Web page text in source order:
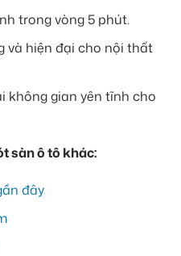
trong vòng 5 phút.
và hiện đại cho nội thất
không gian yên tĩnh cho
sàn ô tô khác:
đây